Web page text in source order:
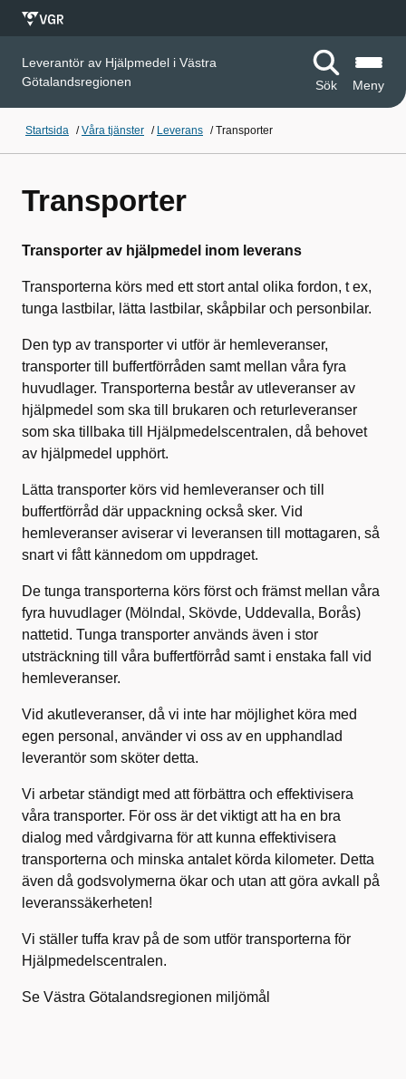
Leverantör av Hjälpmedel i Västra
Götalandsregionen
Sök Meny
Startsida /Våra tjänster / Leverans /Transporter
Transporter
Transporter av hjälpmedel inom leverans
Transporterna körs med ett stort antal olika fordon, t ex,
tunga lastbilar, lätta lastbilar, skåpbilar och personbilar.
Den typ av transporter vi utför är hemleveranser,
transporter till buffertförråden samt mellan våra fyra
huvudlager. Transporterna består av utleveranser av
hjälpmedel som ska till brukaren och returleveranser
som ska tillbaka till Hjälpmedelscentralen, då behovet
av hjälpmedel upphört.
Lätta transporter körs vid hemleveranser och till
buffertförråd där uppackning också sker. Vid
hemleveranser aviserar vi leveransen till mottagaren, så
snart vi fått kännedom om uppdraget.
De tunga transporterna körs först och främst mellan våra
fyra huvudlager (Mölndal, Skövde, Uddevalla, Borås)
nattetid. Tunga transporter används även i stor
utsträckning till våra buffertförråd samt i enstaka fall vid
hemleveranser.
Vid akutleveranser, då vi inte har möjlighet köra med
egen personal, använder vi oss av en upphandlad
leverantör som sköter detta.
Vi arbetar ständigt med att förbättra och effektivisera
våra transporter. För oss är det viktigt att ha en bra
dialog med vårdgivarna för att kunna effektivisera
transporterna och minska antalet körda kilometer. Detta
även då godsvolymerna ökar och utan att göra avkall på
leveranssäkerheten!
Vi ställer tuffa krav på de som utför transporterna för
Hjälpmedelscentralen.
Se Västra Götalandsregionen miljömål